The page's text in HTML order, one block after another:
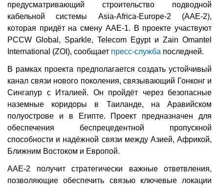
предусматривающий строительство подводной
кабельной системы Asia-Africa-Europe-2 (AAE-2),
которая придёт на смену AAE-1. В проекте участвуют
PCCW Global, Sparkle, Telecom Egypt и Zain Omantel
International (ZOI), сообщает пресс-служба последней.
В рамках проекта предполагается создать устойчивый
канал связи нового поколения, связывающий Гонконг и
Сингапур с Италией. Он пройдёт через безопасные
наземные коридоры в Таиланде, на Аравийском
полуострове и в Египте. Проект предназначен для
обеспечения беспрецедентной пропускной
способности и надёжной связи между Азией, Африкой,
Ближним Востоком и Европой.
AAE-2 получит стратегически важные ответвления,
позволяющие обеспечить связью ключевые локации